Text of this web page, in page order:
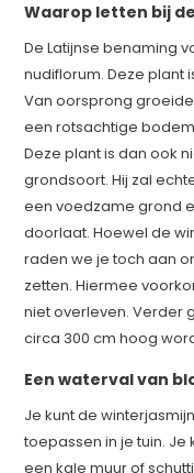
Waarop letten bij
De Latijnse benaming
nudiflorum. Deze plant
Van oorsprong
een rotsachtige
Deze plant is dan ook
grondsoort. Hij zal
een voedzame grond
doorlaat. Hoewel de
raden we je toch aan
zetten. Hiermee
niet overleven. Verder
circa 300 cm hoog
Een waterval van
Je kunt de
toepassen in je tuin.
een kale muur of